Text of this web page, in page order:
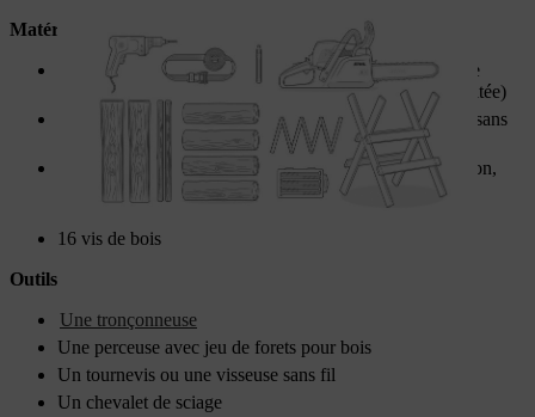
Matériaux
Pour le plateau de table : 2 planches (au moins 30 cm de
largeur, la longueur dépend de la taille de la table souhaitée)
Pour les pieds : Un rondin (diamètre de 20 cm environ, sans
Pour les traverses : Un rondin (diamètre de 10 cm environ,
sans écorce, la longueur dépend de la taille de la table
16 vis de bois
Outils
Une tronçonneuse
Une perceuse avec jeu de forets pour bois
Un tournevis ou une visseuse sans fil
Un chevalet de sciage